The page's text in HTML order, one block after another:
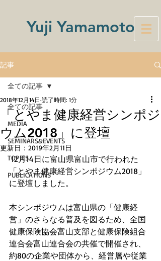
Yuji Yamamoto
記事
全ての記事
MEDIA
SEMINARS&EVENTS
TOPICS
PUBLICATIONS
全ての記事
「とやま健康経営シンポジ
ウム2018」に登壇
2018年12月14日 読了時間: 1分
更新日： 2019年2月11日
12月14日に富山県富山市で行われた
「とやま健康経営シンポジウム2018」
に登壇しました。
本シンポジウムは富山県の「健康経
営」のさらなる普及を図るため、全国
健康保険協会富山支部と健康保険組合
連合会富山連合会の共催で開催され、
約80の企業や団体から、経営層や従業